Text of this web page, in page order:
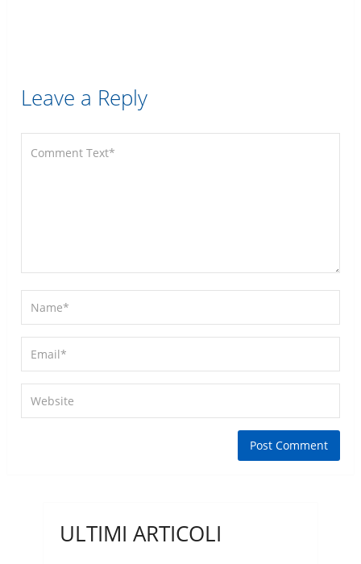
Leave a Reply
ULTIMI ARTICOLI